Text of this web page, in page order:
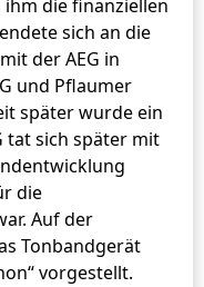
die finanziellen
sich an die
der AEG in
und Pflaumer
später wurde ein
tat sich später mit
die
Auf der
Tonbandgerät
vorgestellt.